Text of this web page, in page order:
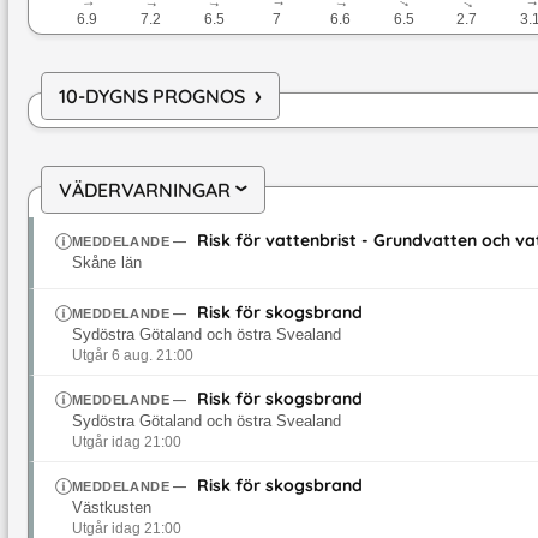
↓
6.9
↓
7.2
↓
6.5
↓
7
↓
6.6
↓
6.5
↓
2.7
↓
3.1
10-DYGNS PROGNOS ›
VÄDERVARNINGAR›
MEDDELANDE — Risk för vattenbrist - Grundvatten och
Skåne län
MEDDELANDE — Risk för skogsbrand
Sydöstra Götaland och östra Svealand
Utgår 6 aug. 21:00
MEDDELANDE — Risk för skogsbrand
Sydöstra Götaland och östra Svealand
Utgår idag 21:00
MEDDELANDE — Risk för skogsbrand
Västkusten
Utgår idag 21:00